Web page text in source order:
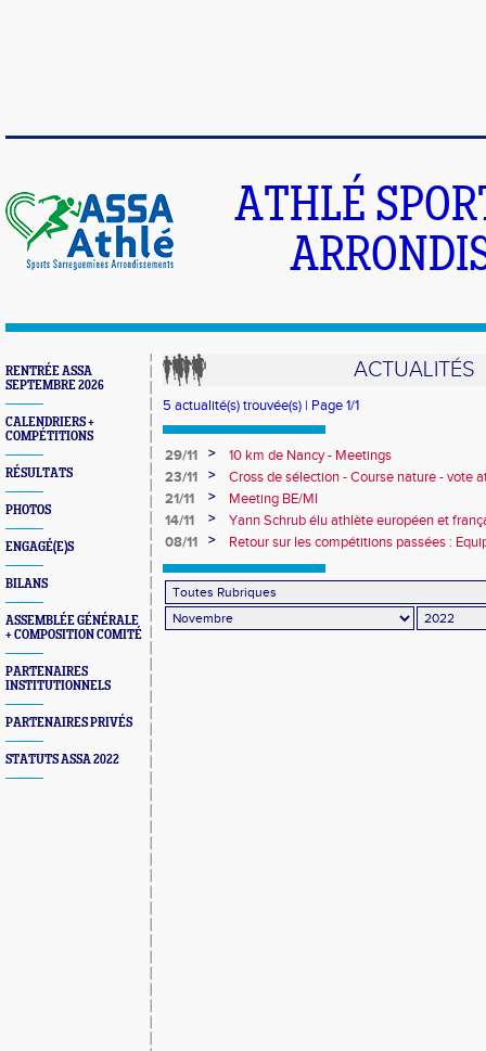
ATHLÉ
RENTRÉE ASSA
SEPTEMBRE 2026
CALENDRIERS +
COMPÉTITIONS
RÉSULTATS
PHOTOS
ENGAGÉ(E)S
BILANS
ASSEMBLÉE GÉNÉRALE
+ COMPOSITION COMITÉ
PARTENAIRES
INSTITUTIONNELS
PARTENAIRES PRIVÉS
STATUTS ASSA 2022
ACTUALITÉS
5 actualité(s) trouvée(s) | Page 1/1
29/11 >
10 km de Nancy - Meetings
23/11
>
Cross de sélection - Course nature - vote
21/11
>
Meeting BE/MI
14/11
>
Yann Schrub élu athlète européen et
08/11
>
Retour sur les compétitions passées :